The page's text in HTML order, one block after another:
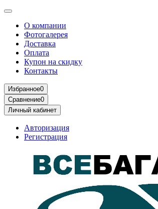
О компании
Фотогалерея
Доставка
Оплата
Купон на скидку
Контакты
Избранное0
Сравнение0
Личный кабинет
Авторизация
Регистрация